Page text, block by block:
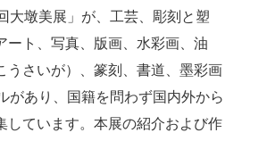
大墩美展」が、工芸、彫刻と塑
ート、写真、版画、水彩画、油
うさいが）、篆刻、書道、墨彩画
があり、国籍を問わず国内外から
しています。本展の紹介および作